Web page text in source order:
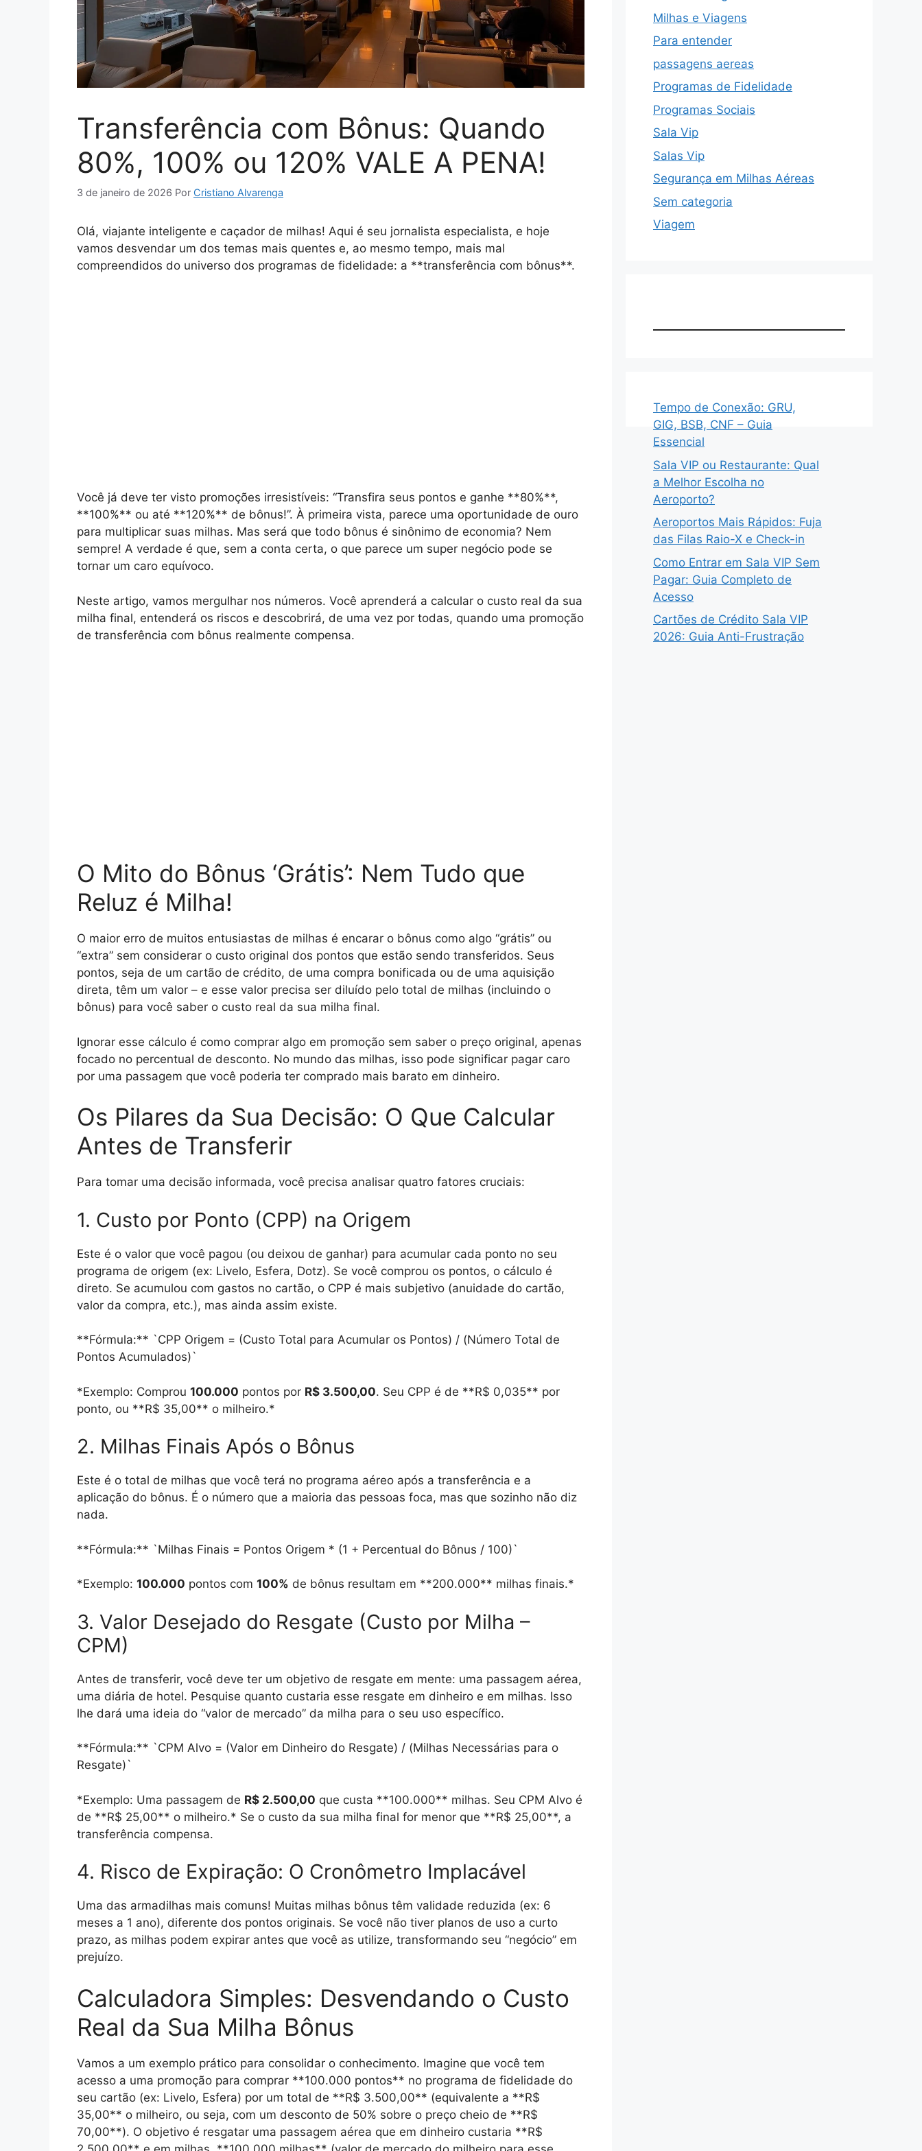
Transferência com Bônus: Quando
80%, 100% ou 120% VALE A PENA!
3 de janeiro de 2026 Por Cristiano Alvarenga
Olá, viajante inteligente e caçador de milhas! Aqui é seu jornalista especialista, e hoje
vamos desvendar um dos temas mais quentes e, ao mesmo tempo, mais mal
compreendidos do universo dos programas de fidelidade: a **transferência com bônus**.
Você já deve ter visto promoções irresistíveis: “Transfira seus pontos e ganhe **80%**,
**100%** ou até **120%** de bônus!”. À primeira vista, parece uma oportunidade de ouro
para multiplicar suas milhas. Mas será que todo bônus é sinônimo de economia? Nem
sempre! A verdade é que, sem a conta certa, o que parece um super negócio pode se
tornar um caro equívoco.
Neste artigo, vamos mergulhar nos números. Você aprenderá a calcular o custo real da sua
milha final, entenderá os riscos e descobrirá, de uma vez por todas, quando uma promoção
de transferência com bônus realmente compensa.
O Mito do Bônus ‘Grátis’: Nem Tudo que
Reluz é Milha!
O maior erro de muitos entusiastas de milhas é encarar o bônus como algo “grátis” ou
“extra” sem considerar o custo original dos pontos que estão sendo transferidos. Seus
pontos, seja de um cartão de crédito, de uma compra bonificada ou de uma aquisição
direta, têm um valor – e esse valor precisa ser diluído pelo total de milhas (incluindo o
bônus) para você saber o custo real da sua milha final.
Ignorar esse cálculo é como comprar algo em promoção sem saber o preço original, apenas
focado no percentual de desconto. No mundo das milhas, isso pode significar pagar caro
por uma passagem que você poderia ter comprado mais barato em dinheiro.
Os Pilares da Sua Decisão: O Que Calcular
Antes de Transferir
Para tomar uma decisão informada, você precisa analisar quatro fatores cruciais:
1. Custo por Ponto (CPP) na Origem
Este é o valor que você pagou (ou deixou de ganhar) para acumular cada ponto no seu
programa de origem (ex: Livelo, Esfera, Dotz). Se você comprou os pontos, o cálculo é
direto. Se acumulou com gastos no cartão, o CPP é mais subjetivo (anuidade do cartão,
valor da compra, etc.), mas ainda assim existe.
**Fórmula:** `CPP Origem = (Custo Total para Acumular os Pontos) / (Número Total de
Pontos Acumulados)`
*Exemplo: Comprou 100.000 pontos por R$ 3.500,00. Seu CPP é de **R$ 0,035** por
ponto, ou **R$ 35,00** o milheiro.*
2. Milhas Finais Após o Bônus
Este é o total de milhas que você terá no programa aéreo após a transferência e a
aplicação do bônus. É o número que a maioria das pessoas foca, mas que sozinho não diz
nada.
**Fórmula:** `Milhas Finais = Pontos Origem * (1 + Percentual do Bônus / 100)`
*Exemplo: 100.000 pontos com 100% de bônus resultam em **200.000** milhas finais.*
3. Valor Desejado do Resgate (Custo por Milha –
CPM)
Antes de transferir, você deve ter um objetivo de resgate em mente: uma passagem aérea,
uma diária de hotel. Pesquise quanto custaria esse resgate em dinheiro e em milhas. Isso
lhe dará uma ideia do “valor de mercado” da milha para o seu uso específico.
**Fórmula:** `CPM Alvo = (Valor em Dinheiro do Resgate) / (Milhas Necessárias para o
Resgate)`
*Exemplo: Uma passagem de R$ 2.500,00 que custa **100.000** milhas. Seu CPM Alvo é
de **R$ 25,00** o milheiro.* Se o custo da sua milha final for menor que **R$ 25,00**, a
transferência compensa.
4. Risco de Expiração: O Cronômetro Implacável
Uma das armadilhas mais comuns! Muitas milhas bônus têm validade reduzida (ex: 6
meses a 1 ano), diferente dos pontos originais. Se você não tiver planos de uso a curto
prazo, as milhas podem expirar antes que você as utilize, transformando seu “negócio” em
prejuízo.
Calculadora Simples: Desvendando o Custo
Real da Sua Milha Bônus
Vamos a um exemplo prático para consolidar o conhecimento. Imagine que você tem
acesso a uma promoção para comprar **100.000 pontos** no programa de fidelidade do
seu cartão (ex: Livelo, Esfera) por um total de **R$ 3.500,00** (equivalente a **R$
35,00** o milheiro, ou seja, com um desconto de 50% sobre o preço cheio de **R$
70,00**). O objetivo é resgatar uma passagem aérea que em dinheiro custaria **R$
Milhas e Viagens
Para entender
passagens aereas
Programas de Fidelidade
Programas Sociais
Sala Vip
Salas Vip
Segurança em Milhas Aéreas
Sem categoria
Viagem
Tempo de Conexão: GRU,
GIG, BSB, CNF – Guia
Essencial
Sala VIP ou Restaurante: Qual
a Melhor Escolha no
Aeroporto?
Aeroportos Mais Rápidos: Fuja
das Filas Raio-X e Check-in
Como Entrar em Sala VIP Sem
Pagar: Guia Completo de
Acesso
Cartões de Crédito Sala VIP
2026: Guia Anti-Frustração